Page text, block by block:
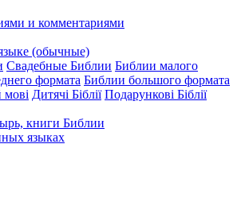
и комментариями
(обычные)
Свадебные Библии Библии малого
формата Библии большого формата
мові Дитячі Біблії Подарункові Біблії
книги Библии
языках